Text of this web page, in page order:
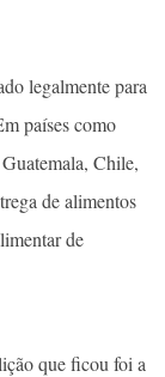
legalmente para
países como
Chile,
de alimentos
de
que ficou foi a